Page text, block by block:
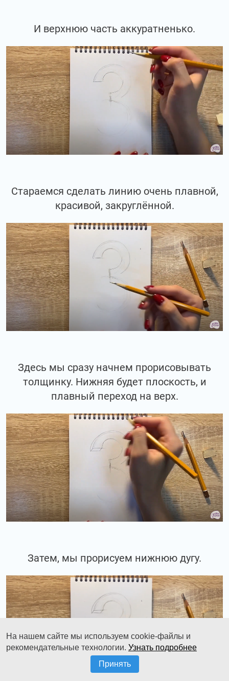
И верхнюю часть аккуратненько.
Стараемся сделать линию очень плавной,
красивой, закруглённой.
Здесь мы сразу начнем прорисовывать
толщинку. Нижняя будет плоскость, и
плавный переход на верх.
Затем, мы прорисуем нижнюю дугу.
На нашем сайте мы используем cookie-файлы и
рекомендательные технологии. Узнать подробнее
Принять